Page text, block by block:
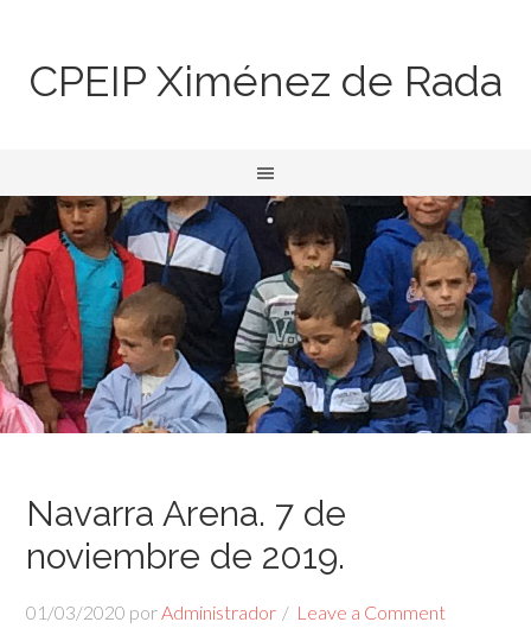
CPEIP Ximénez de Rada
Navarra Arena. 7 de
noviembre de 2019.
01/03/2020 porAdministrador Leave a Comment